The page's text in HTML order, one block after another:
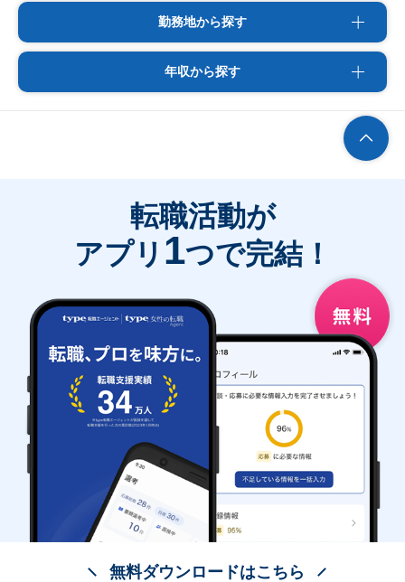
勤務地から探す
年収から探す
転職活動が
アプリ 1つで完結！
無料ダウンロードはこちら